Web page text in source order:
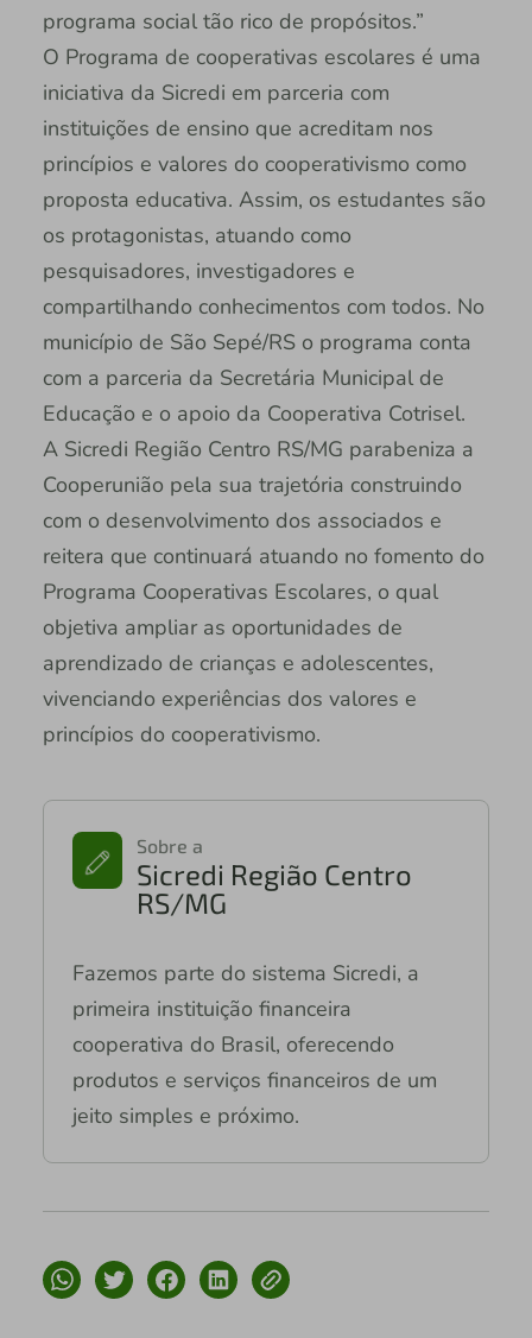
programa social tão rico de propósitos.”
O Programa de cooperativas escolares é uma
iniciativa da Sicredi em parceria com
instituições de ensino que acreditam nos
princípios e valores do cooperativismo como
proposta educativa. Assim, os estudantes são
os protagonistas, atuando como
pesquisadores, investigadores e
compartilhando conhecimentos com todos. No
município de São Sepé/RS o programa conta
com a parceria da Secretária Municipal de
Educação e o apoio da Cooperativa Cotrisel.
A Sicredi Região Centro RS/MG parabeniza a
Cooperunião pela sua trajetória construindo
com o desenvolvimento dos associados e
reitera que continuará atuando no fomento do
Programa Cooperativas Escolares, o qual
objetiva ampliar as oportunidades de
aprendizado de crianças e adolescentes,
vivenciando experiências dos valores e
princípios do cooperativismo.
Sobre a
Sicredi Região Centro
RS/MG
Fazemos parte do sistema Sicredi, a
primeira instituição financeira
cooperativa do Brasil, oferecendo
produtos e serviços financeiros de um
jeito simples e próximo.